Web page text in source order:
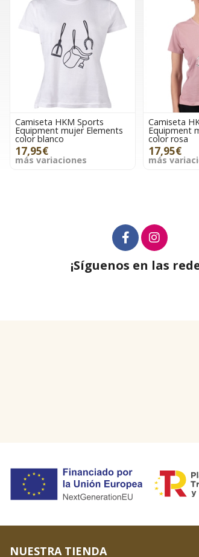
Camiseta HKM Sports
Equipment mujer Elements
color blanco
17,95€
más variaciones
Camiseta
Equipment
color rosa
17,95€
más
¡Síguenos en las
NUESTRA TIENDA